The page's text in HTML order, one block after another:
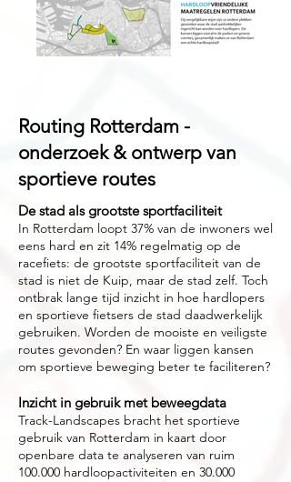
Routing Rotterdam -
onderzoek & ontwerp van
sportieve routes
De stad als grootste sportfaciliteit
In Rotterdam loopt 37% van de inwoners wel
eens hard en zit 14% regelmatig op de
racefiets: de grootste sportfaciliteit van de
stad is niet de Kuip, maar de stad zelf. Toch
ontbrak lange tijd inzicht in hoe hardlopers
en sportieve fietsers de stad daadwerkelijk
gebruiken. Worden de mooiste en veiligste
routes gevonden? En waar liggen kansen
om sportieve beweging beter te faciliteren?
Inzicht in gebruik met beweegdata
Track-Landscapes bracht het sportieve
gebruik van Rotterdam in kaart door
openbare data te analyseren van ruim
100.000 hardloopactiviteiten en 30.000